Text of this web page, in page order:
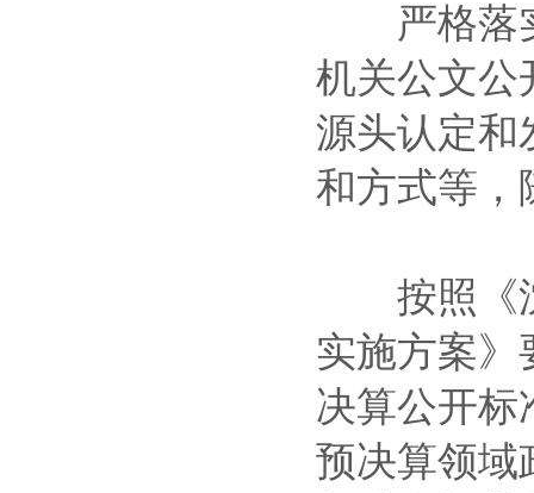
严格落实
机关公文公
源头认定和
和方式等，
按照《沈
实施方案》
决算公开标
预决算领域